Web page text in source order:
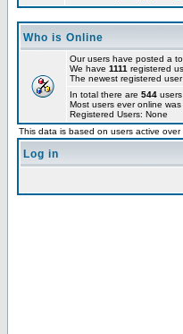
Who is Online
Our users have posted a
We have 1111 registered
The newest registered
In total there are 544
Most users ever online was
Registered Users: None
This data is based on users active
Log in